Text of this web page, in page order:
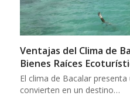
Ventajas del Clima de
Bienes Raíces
El clima de Bacalar
convierten en un destino…